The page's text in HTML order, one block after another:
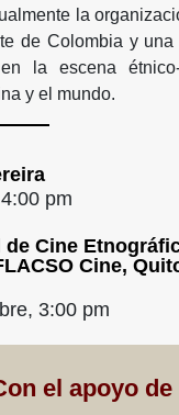
la
de Colombia y
en la escena
y el mundo.
pm
de Cine
Cine,
3:00 pm
el apoyo de